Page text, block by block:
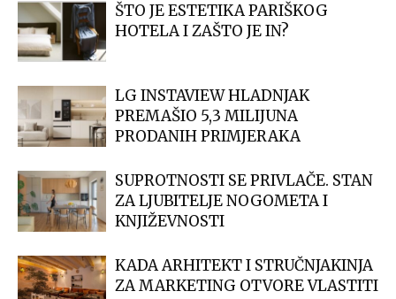
ŠTO JE ESTETIKA PARIŠKOG
HOTELA I ZAŠTO JE IN?
LG INSTAVIEW HLADNJAK
PREMAŠIO 5,3 MILIJUNA
PRODANIH PRIMJERAKA
SUPROTNOSTI SE PRIVLAČE. STAN
ZA LJUBITELJE NOGOMETA I
KNJIŽEVNOSTI
KADA ARHITEKT I STRUČNJAKINJA
ZA MARKETING OTVORE VLASTITI